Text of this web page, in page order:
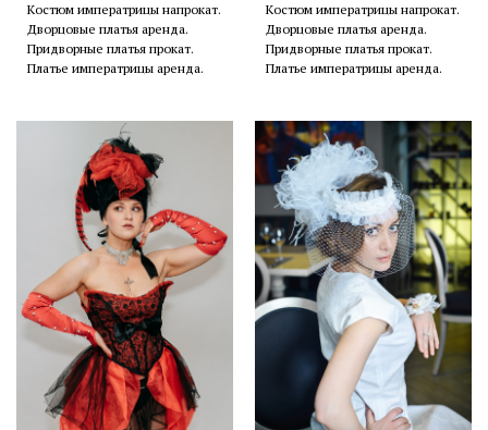
Костюм императрицы напрокат.
Дворцовые платья аренда.
Придворные платья прокат.
Платье императрицы аренда.
Костюм императрицы напрокат.
Дворцовые платья аренда.
Придворные платья прокат.
Платье императрицы аренда.